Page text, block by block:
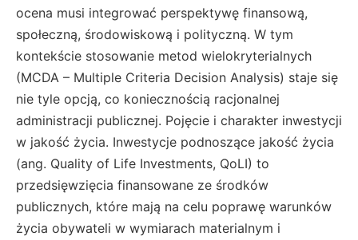
ocena musi integrować perspektywę finansową,
społeczną, środowiskową i polityczną. W tym
kontekście stosowanie metod wielokryterialnych
(MCDA – Multiple Criteria Decision Analysis) staje się
nie tyle opcją, co koniecznością racjonalnej
administracji publicznej. Pojęcie i charakter inwestycji
w jakość życia. Inwestycje podnoszące jakość życia
(ang. Quality of Life Investments, QoLI) to
przedsięwzięcia finansowane ze środków
publicznych, które mają na celu poprawę warunków
życia obywateli w wymiarach materialnym i